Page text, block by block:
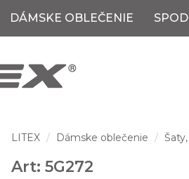
DÁMSKE OBLEČENIE
LITEX Dámske oblečenie
Art: 5G272